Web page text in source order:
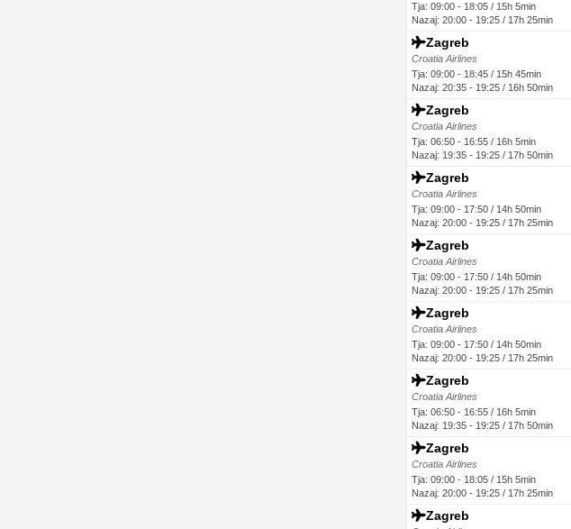
Tja: 09:00 - 18:05 / 15h 5min
Nazaj: 20:00 - 19:25 / 17h 25min
Zagreb
Croatia Airlines
Tja: 09:00 - 18:45 / 15h 45min
Nazaj: 20:35 - 19:25 / 16h 50min
Zagreb
Croatia Airlines
Tja: 06:50 - 16:55 / 16h 5min
Nazaj: 19:35 - 19:25 / 17h 50min
Zagreb
Croatia Airlines
Tja: 09:00 - 17:50 / 14h 50min
Nazaj: 20:00 - 19:25 / 17h 25min
Zagreb
Croatia Airlines
Tja: 09:00 - 17:50 / 14h 50min
Nazaj: 20:00 - 19:25 / 17h 25min
Zagreb
Croatia Airlines
Tja: 09:00 - 17:50 / 14h 50min
Nazaj: 20:00 - 19:25 / 17h 25min
Zagreb
Croatia Airlines
Tja: 06:50 - 16:55 / 16h 5min
Nazaj: 19:35 - 19:25 / 17h 50min
Zagreb
Croatia Airlines
Tja: 09:00 - 18:05 / 15h 5min
Nazaj: 20:00 - 19:25 / 17h 25min
Zagreb